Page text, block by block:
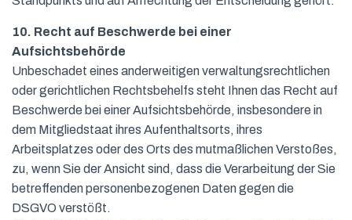
10. Recht auf Beschwerde bei einer
Aufsichtsbehörde
Unbeschadet eines anderweitigen verwaltungsrechtlichen
oder gerichtlichen Rechtsbehelfs steht Ihnen das Recht auf
Beschwerde bei einer Aufsichtsbehörde, insbesondere in
dem Mitgliedstaat ihres Aufenthaltsorts, ihres
Arbeitsplatzes oder des Orts des mutmaßlichen Verstoßes,
zu, wenn Sie der Ansicht sind, dass die Verarbeitung der Sie
betreffenden personenbezogenen Daten gegen die
DSGVO verstößt.